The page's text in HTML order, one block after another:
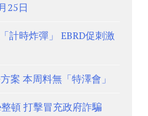
25日
計時炸彈」 EBRD促刺激
案 本周料無「特澤會」
頓 打擊冒充政府詐騙